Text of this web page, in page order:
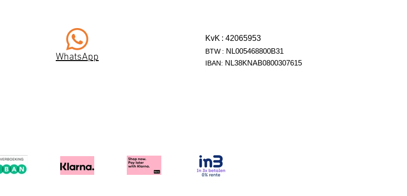
WhatsApp
KvK : 42065953
BTW : NL005468800B31
IBAN: NL38KNAB0800307615